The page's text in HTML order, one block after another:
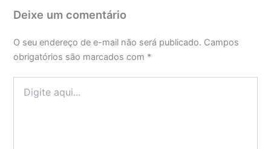
Deixe um comentário
O seu endereço de e-mail não será publicado. Campos
obrigatórios são marcados com *
aqui...